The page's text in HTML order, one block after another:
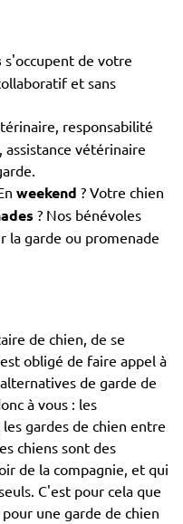
s'occupent de votre
et sans
responsabilité
vétérinaire
weekend ? Votre chien
? Nos bénévoles
la garde ou promenade
de chien, de se
obligé de faire appel à
de garde de
à vous : les
gardes de chien entre
chiens sont des
de la compagnie, et qui
C'est pour cela que
une garde de chien